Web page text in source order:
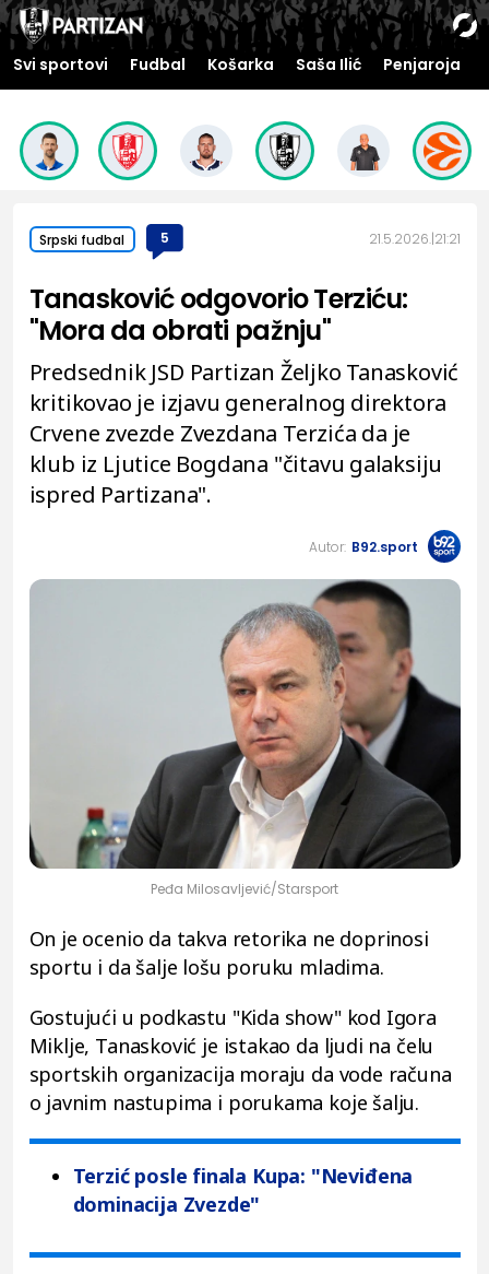
Svi sportovi Fudbal Košarka Saša Ilić Penjaroja
Srpski fudbal 5 21.5.2026. 21:21
Tanasković odgovorio Terziću:
"Mora da obrati pažnju"
Predsednik JSD Partizan Željko Tanasković
kritikovao je izjavu generalnog direktora
Crvene zvezde Zvezdana Terzića da je
klub iz Ljutice Bogdana "čitavu galaksiju
ispred Partizana".
Autor: B92.sport
Peđa Milosavljević/Starsport
On je ocenio da takva retorika ne doprinosi
sportu i da šalje lošu poruku mladima.
Gostujući u podkastu "Kida show" kod Igora
Miklje, Tanasković je istakao da ljudi na čelu
sportskih organizacija moraju da vode računa
o javnim nastupima i porukama koje šalju.
Terzić posle finala Kupa: "Neviđena
dominacija Zvezde"